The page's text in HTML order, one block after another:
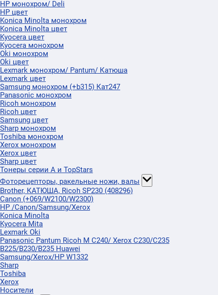
HP монохром/ Deli
HP цвет
Konica Minolta монохром
Konica Minolta цвет
Kyocera цвет
Kyocera монохром
Oki монохром
Oki цвет
Lexmark монохром/ Pantum/ Катюша
Lexmark цвет
Samsung монохром (+b315) Кат247
Panasonic монохром
Ricoh монохром
Ricoh цвет
Samsung цвет
Sharp монохром
Toshiba монохром
Xerox монохром
Xerox цвет
Sharp цвет
Тонеры серии А и TopStars
Фоторецепторы, ракельные ножи, валы
Brother, КАТЮША, Ricoh SP230 (408296)
Canon (+069/W2100/W2300)
HP /Canon/Samsung/Xerox
Konica Minolta
Kyocera Mita
Lexmark Oki
Panasonic Pantum Ricoh M C240/ Xerox C230/C235
B225/B230/B235 Huawei
Samsung/Xerox/HP W1332
Sharp
Toshiba
Xerox
Носители